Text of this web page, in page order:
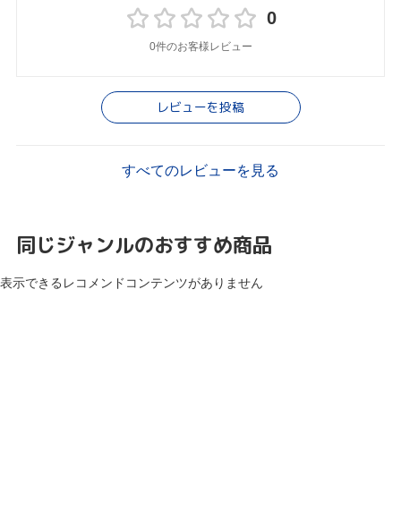
0
0件のお客様レビュー
レビューを投稿
すべてのレビューを見る
同じジャンルのおすすめ商品
表示できるレコメンドコンテンツがありません